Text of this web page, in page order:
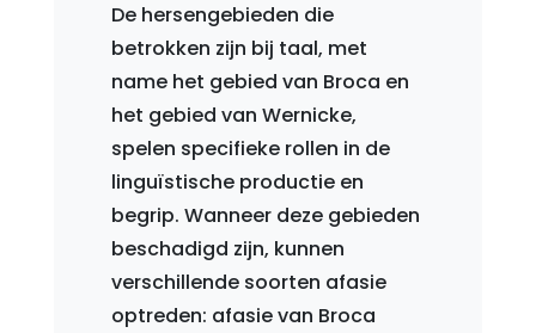
De hersengebieden die
betrokken zijn bij taal, met
name het gebied van Broca en
het gebied van Wernicke,
spelen specifieke rollen in de
linguïstische productie en
begrip. Wanneer deze gebieden
beschadigd zijn, kunnen
verschillende soorten afasie
optreden: afasie van Broca